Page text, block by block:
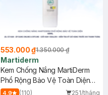
553.000 ₫1.350.000 ₫
Martiderm
Kem Chống Nắng MartiDerm
Phổ Rộng Bảo Vệ Toàn Diện
40ml
4.9 (110)
251/tháng